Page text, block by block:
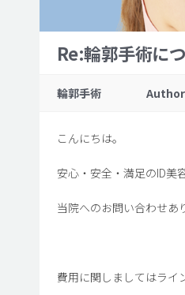
Re:輪郭手術に
輪郭手術 Author
こんにちは。
安心・安全・満足のID美
当院へのお問い合わせあ
費用に関しましてはライ